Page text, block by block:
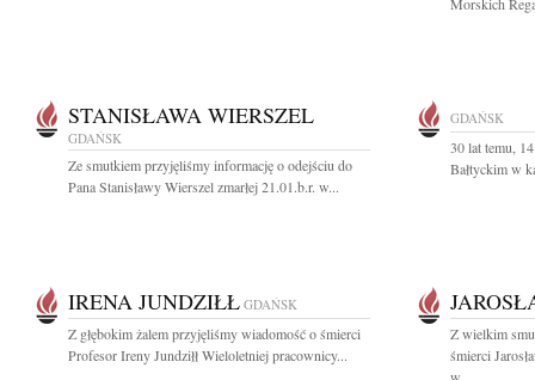
STANISŁAWA WIERSZEL
GDAŃSK
Ze smutkiem przyjęliśmy informację o odejściu do
Pana Stanisławy Wierszel zmarłej 21.01.b.r. w...
GDAŃSK
30 lat temu,
Bałtyckim w
IRENA JUNDZIŁŁ GDAŃSK
Z głębokim żalem przyjęliśmy wiadomość o śmierci
Profesor Ireny Jundziłł Wieloletniej pracownicy...
Z wielkim
śmierci